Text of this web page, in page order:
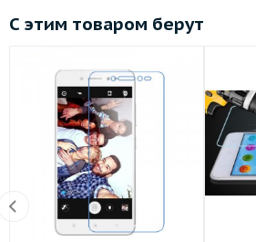
С этим товаром берут